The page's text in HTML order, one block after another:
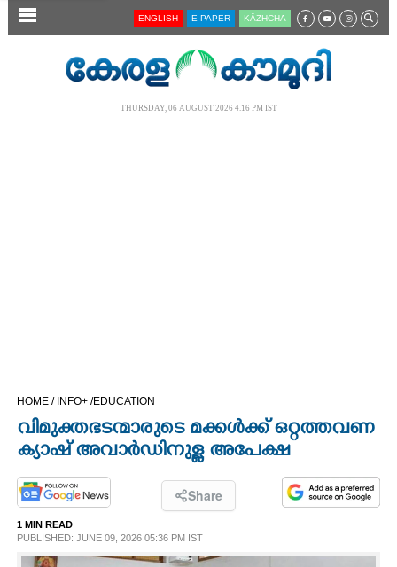
SECTIONS
OPINION
ENGLISH E-PAPER KĀZHCHA
THURSDAY, 06 AUGUST 2026 4.16 PM IST
HOME / INFO+ /EDUCATION
വിമുക്തഭടന്മാരുടെ മക്കൾക്ക് ഒറ്റത്തവണ
ക്യാഷ് അവാർഡിനുള്ള അപേക്ഷ
Share
1 MIN READ
PUBLISHED: JUNE 09, 2026 05:36 PM IST